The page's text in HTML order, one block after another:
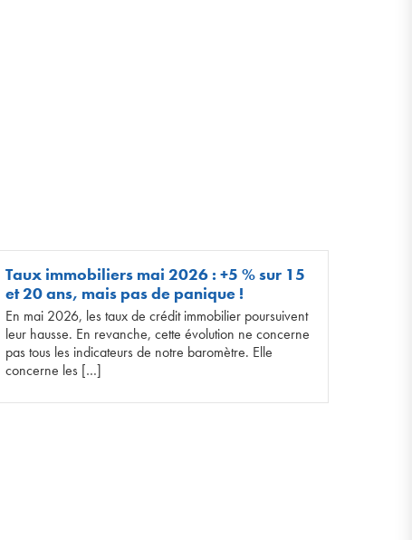
Taux immobiliers mai 2026 : +5 % sur 15
et 20 ans, mais pas de panique !
En mai 2026, les taux de crédit immobilier poursuivent
leur hausse. En revanche, cette évolution ne concerne
pas tous les indicateurs de notre baromètre. Elle
concerne les […]